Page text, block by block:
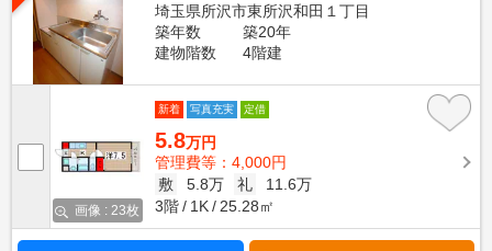
埼玉県所沢市東所沢和田１丁目
築年数
築20年
建物階数
4階建
画像 : 23枚
新着 写真充実 定借
5.8万円
管理費等：4,000円
敷
5.8万 礼
11.6万
3階
1K 25.28㎡